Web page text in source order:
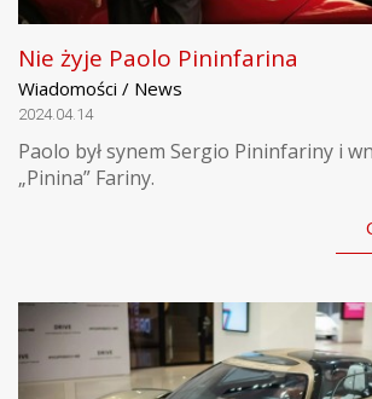
Nie żyje Paolo Pininfarina
Wiadomości / News
2024.04.14
Paolo był synem Sergio Pininfariny i
„Pinina” Fariny.